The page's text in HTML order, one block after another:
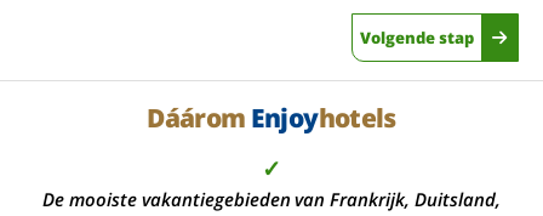
Volgende stap
Dáárom Enjoyhotels
✓
De mooiste vakantiegebieden van Frankrijk, Duitsland,